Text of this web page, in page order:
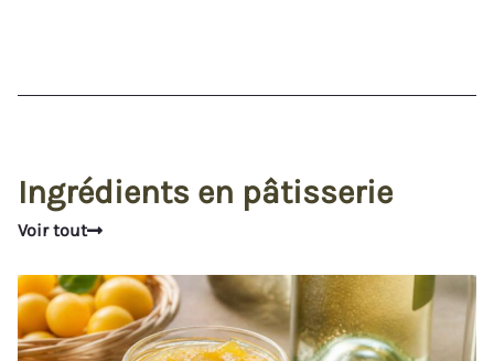
Ingrédients en pâtisserie
Voir tout